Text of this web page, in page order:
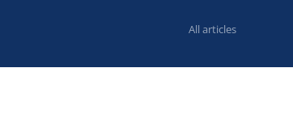
All articles